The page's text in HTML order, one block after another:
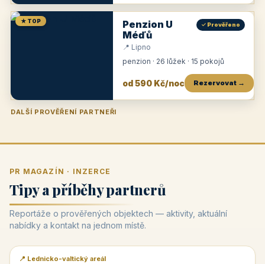
★ TOP
Penzion U
Méďů
✓ Prověřeno
📍 Lipno
penzion · 26 lůžek · 15 pokojů
od 590 Kč/noc Rezervovat →
DALŠÍ PROVĚŘENÍ PARTNEŘI
Penzion U Zámku Pension Faber
PR MAGAZÍN · INZERCE
Tipy a příběhy partnerů
Reportáže o prověřených objektech — aktivity, aktuální
nabídky a kontakt na jednom místě.
📰 PR článek
📍 Lednicko-valtický areál